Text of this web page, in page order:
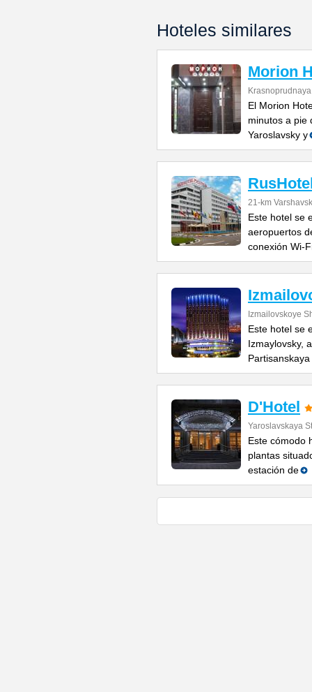
Hoteles similares
Morion
El Morion
minutos a pie
Yaroslavsky y
21-km
Este hotel se
aeropuertos
conexión Wi-
Izmailovskoye
Este hotel se
Izmaylovsky,
Partisanskaya
D'Hotel
Yaroslavskaya
Este cómodo
plantas
estación de